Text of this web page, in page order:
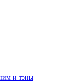
и тэны